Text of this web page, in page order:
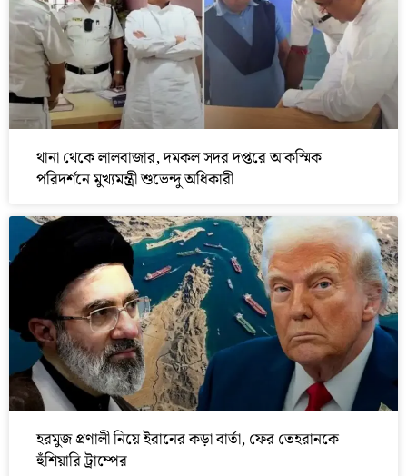
থানা থেকে লালবাজার, দমকল সদর দপ্তরে আকস্মিক
পরিদর্শনে মুখ্যমন্ত্রী শুভেন্দু অধিকারী
হরমুজ প্রণালী নিয়ে ইরানের কড়া বার্তা, ফের তেহরানকে
হুঁশিয়ারি ট্রাম্পের